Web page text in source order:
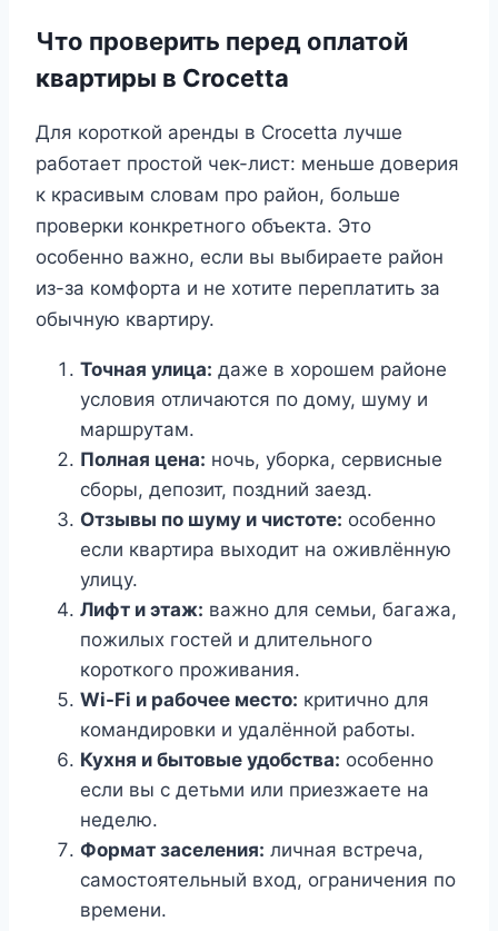
Что проверить перед оплатой
квартиры в Crocetta
Для короткой аренды в Crocetta лучше
работает простой чек-лист: меньше доверия
к красивым словам про район, больше
проверки конкретного объекта. Это
особенно важно, если вы выбираете район
из-за комфорта и не хотите переплатить за
обычную квартиру.
Точная улица: даже в хорошем районе
условия отличаются по дому, шуму и
маршрутам.
Полная цена: ночь, уборка, сервисные
сборы, депозит, поздний заезд.
Отзывы по шуму и чистоте: особенно
если квартира выходит на оживлённую
улицу.
Лифт и этаж: важно для семьи, багажа,
пожилых гостей и длительного
короткого проживания.
Wi-Fi и рабочее место: критично для
командировки и удалённой работы.
Кухня и бытовые удобства: особенно
если вы с детьми или приезжаете на
неделю.
Формат заселения: личная встреча,
самостоятельный вход, ограничения по
времени.